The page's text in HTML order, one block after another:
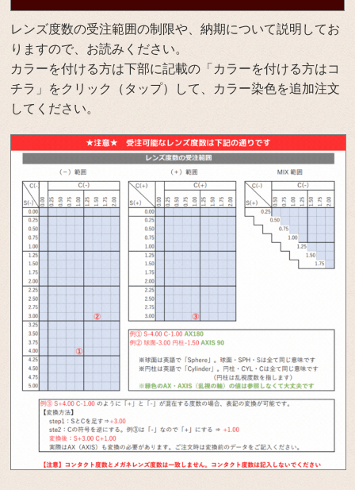
レンズ度数の受注範囲の制限や、納期について説明してお
りますので、お読みください。
カラーを付ける方は下部に記載の「カラーを付ける方はコ
チラ」をクリック（タップ）して、カラー染色を追加注文
してください。